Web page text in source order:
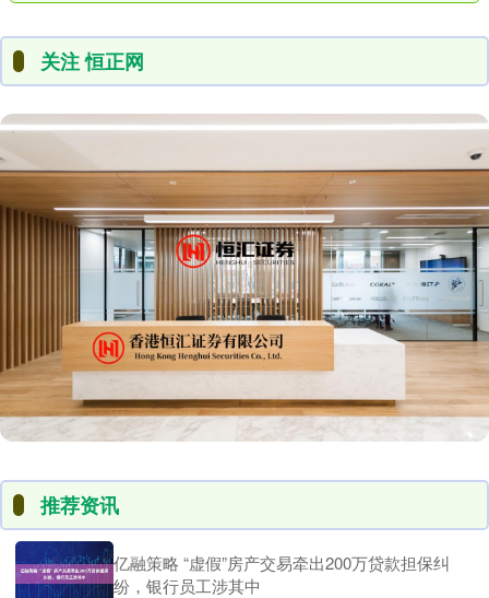
关注 恒正网
推荐资讯
亿融策略 “虚假”房产交易牵出200万贷款担保纠
纷，银行员工涉其中